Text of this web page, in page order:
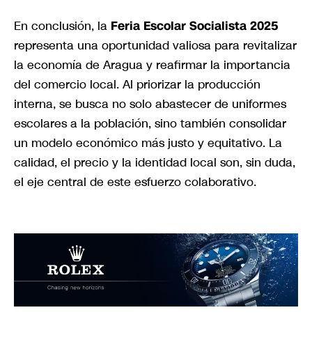
En conclusión, la Feria Escolar Socialista 2025
representa una oportunidad valiosa para revitalizar
la economía de Aragua y reafirmar la importancia
del comercio local. Al priorizar la producción
interna, se busca no solo abastecer de uniformes
escolares a la población, sino también consolidar
un modelo económico más justo y equitativo. La
calidad, el precio y la identidad local son, sin duda,
el eje central de este esfuerzo colaborativo.